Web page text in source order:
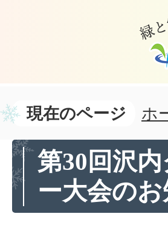
現在のページ ホ
第30回沢
ー大会の